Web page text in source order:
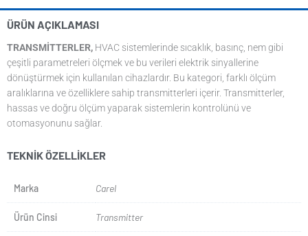
ÜRÜN AÇIKLAMASI
TRANSMITTERLER, HVAC sistemlerinde sıcaklık, basınç, nem gibi
çeşitli parametreleri ölçmek ve bu verileri elektrik sinyallerine
dönüştürmek için kullanılan cihazlardır. Bu kategori, farklı ölçüm
aralıklarına ve özelliklere sahip transmitterleri içerir. Transmitterler,
hassas ve doğru ölçüm yaparak sistemlerin kontrolünü ve
otomasyonunu sağlar.
TEKNIK ÖZELLIKLER
Marka Carel
Ürün Cinsi Transmitter